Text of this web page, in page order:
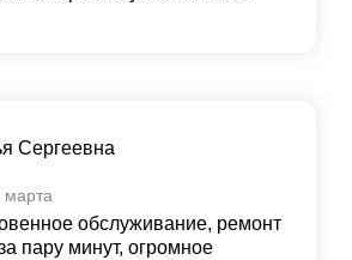
Сергеевна
марта
обслуживание, ремонт
пару минут, огромное